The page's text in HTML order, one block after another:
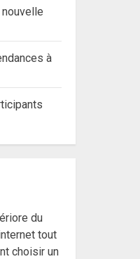
à
du
tout
choisir un